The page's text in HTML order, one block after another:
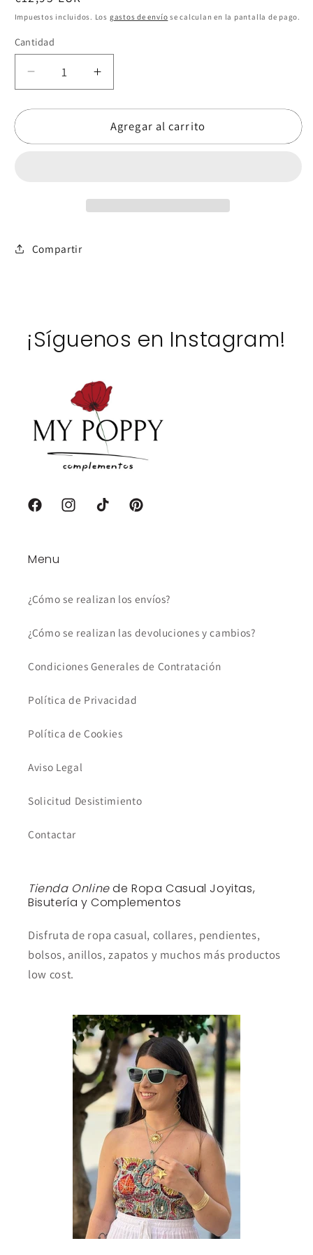
habitual
Impuestos incluidos. Los gastos de envío se calculan en la pantalla de pago.
Cantidad
Reducir
cantidad
para
malva
Aumentar
cantidad
para
Peonia
malva
Agregar al carrito
Compartir
¡Síguenos en Instagram!
FacebookInstagramTikTok Pinterest
Menu
¿Cómo se realizan los envíos?
¿Cómo se realizan las devoluciones y cambios?
Condiciones Generales de Contratación
Política de Privacidad
Política de Cookies
Aviso Legal
Solicitud Desistimiento
Contactar
Tienda Onlinede Ropa Casual Joyitas,
Bisutería y Complementos
Disfruta de ropa casual, collares, pendientes,
bolsos, anillos, zapatos y muchos más productos
low cost.